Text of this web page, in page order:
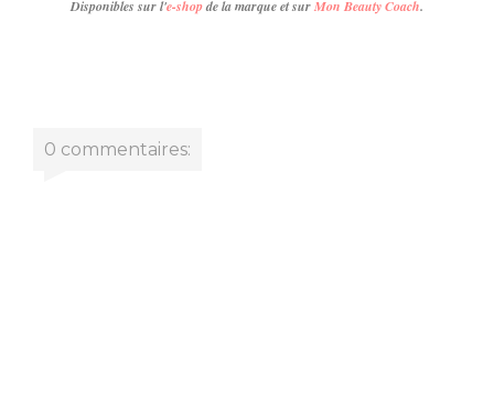
Disponibles sur l'e-shopde la marque et surMon Beauty Coach.
0 commentaires: